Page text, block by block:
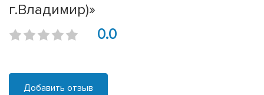
г.Владимир)»
0.0
Добавить отзыв